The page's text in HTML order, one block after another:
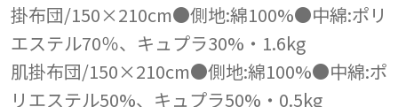
掛布団/150×210cm●側地:綿100%●中綿:ポリ
エステル70％、キュプラ30%・1.6kg
肌掛布団/150×210cm●側地:綿100%●中綿:ポ
リエステル50%、キュプラ50%・0.5kg